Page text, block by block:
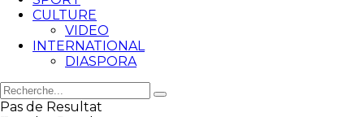
CULTURE
VIDEO
INTERNATIONAL
DIASPORA
Pas de Resultat